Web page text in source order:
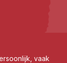
vaak